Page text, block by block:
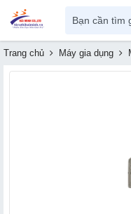
Trang chủ Máy gia dụng